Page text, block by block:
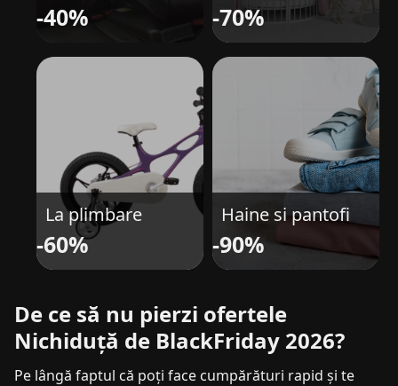
-40% -70%
La plimbare
-60%
Haine si pantofi
-90%
De ce să nu pierzi ofertele
Nichiduță de BlackFriday 2026?
Pe lângă faptul că poți face cumpărături rapid și te